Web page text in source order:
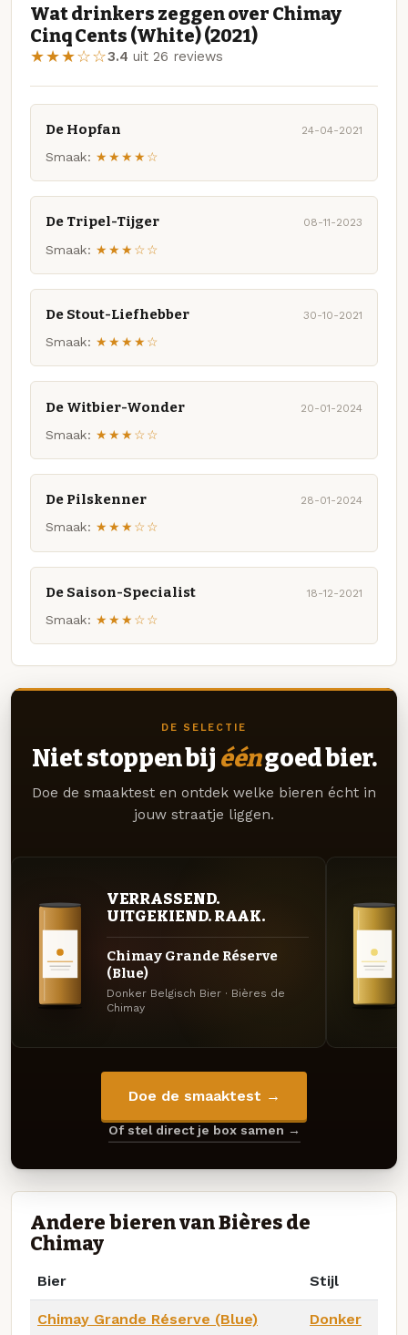
Wat drinkers zeggen over Chimay
Cinq Cents (White) (2021)
★★★☆☆3.4 uit 26 reviews
De Hopfan 24-04-2021
Smaak: ★★★★☆
De Tripel-Tijger 08-11-2023
Smaak: ★★★☆☆
De Stout-Liefhebber 30-10-2021
Smaak: ★★★★☆
De Witbier-Wonder 20-01-2024
Smaak: ★★★☆☆
De Pilskenner 28-01-2024
Smaak: ★★★☆☆
De Saison-Specialist 18-12-2021
Smaak: ★★★☆☆
DE SELECTIE
Niet stoppen bij ééngoed bier.
Doe de smaaktest en ontdek welke bieren écht in
jouw straatje liggen.
VERRASSEND.
UITGEKIEND. RAAK.
Chimay Grande Réserve
(Blue)
Donker Belgisch Bier · Bières de
Chimay
Doe de smaaktest →
Of stel direct je box samen →
Andere bieren van Bières de
Chimay
Bier Stijl
Chimay Grande Réserve (Blue)
Donker